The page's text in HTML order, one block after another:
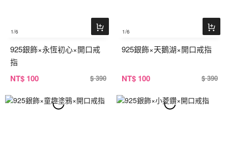
1/6
925銀飾×永恆初心×開口戒
指
NT$ 100 $ 390
1/6
925銀飾×天鵝湖×開口戒指
NT$ 100 $ 390